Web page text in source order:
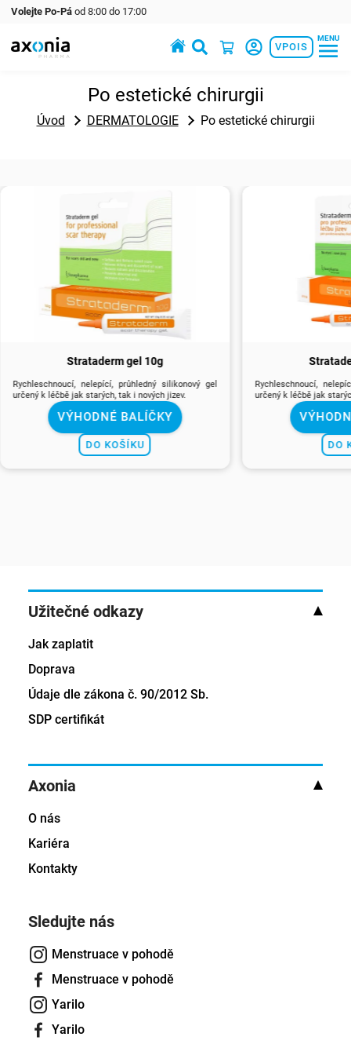
Volejte Po-Pá od 8:00 do 17:00
VPOIS
MENU
Po estetické chirurgii
Úvod DERMATOLOGIE Po estetické chirurgii
Strataderm gel 10g
Rychleschnoucí, nelepící, průhledný silikonový gel
určený k léčbě jak starých, tak i nových jizev.
VÝHODNÉ BALÍČKY
DO KOŠÍKU
Rychleschnoucí,
určený k léčbě jak
DO
Axonia
O nás
Kariéra
Kontakty
Užitečné odkazy
Jak zaplatit
Doprava
Údaje dle zákona č. 90/2012 Sb.
SDP certifikát
Sledujte nás
Menstruace v pohodě
Menstruace v pohodě
Yarilo
Yarilo